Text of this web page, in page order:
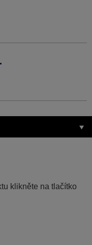
klikněte na tlačítko